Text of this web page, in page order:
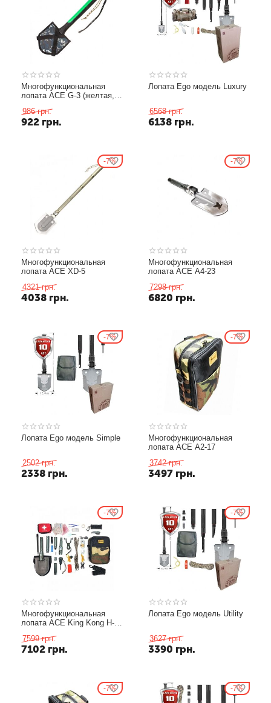
Многофункциональная
лопата ACE G-3 (желтая,
986 грн.
922 грн.
Лопата Ego модель Luxury
6568 грн.
6138 грн.
7%
Многофункциональная
лопата ACE XD-5
4321 грн.
4038 грн.
7%
Многофункциональная
лопата ACE A4-23
7298 грн.
6820 грн.
7%
Лопата Ego модель Simple
2502 грн.
2338 грн.
7%
Многофункциональная
лопата ACE A2-17
3742 грн.
3497 грн.
7%
Многофункциональная
лопата ACE King Kong H-
7599 грн.
7102 грн.
7%
Лопата Ego модель Utility
3627 грн.
3390 грн.
7% 7%